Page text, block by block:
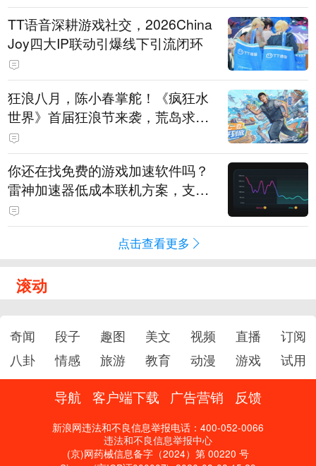
TT语音深耕游戏社交，2026China
Joy四大IP联动引爆线下引流闭环
狂浪八月，陈小春掌舵！《疯狂水
世界》首届狂浪节来袭，荒岛求生
直播即将开启
你还在找免费的游戏加速软件吗？
雷神加速器低成本联机方案，支持
免费试用
点击查看更多
滚动
奇闻 段子 趣图 美文 视频 直播
订阅
八卦
情感 旅游 教育 动漫 游戏 试用
导航 客户端下载 广告营销 反馈
新浪网违法和不良信息举报电话：400-052-0066
违法和不良信息举报中心
(京)网药械信息备字（2024）第 00220 号